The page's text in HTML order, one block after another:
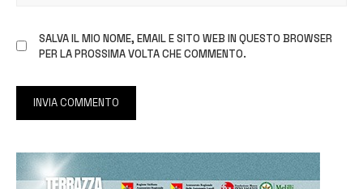
SALVA IL MIO NOME, EMAIL E SITO WEB IN QUESTO BROWSER
PER LA PROSSIMA VOLTA CHE COMMENTO.